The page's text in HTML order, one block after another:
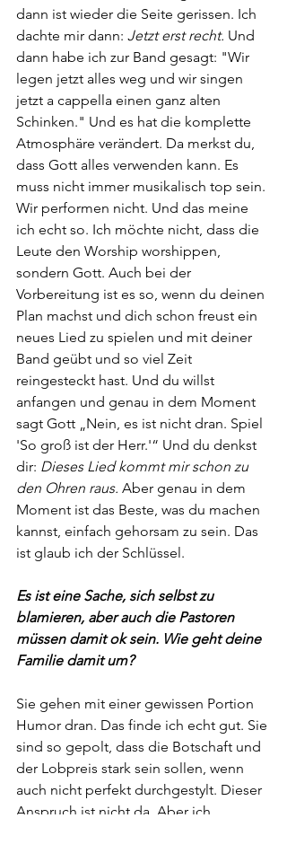
dann ist wieder die Seite gerissen. Ich
dachte mir dann: Jetzt erst recht. Und
dann habe ich zur Band gesagt: "Wir
legen jetzt alles weg und wir singen
jetzt a cappella einen ganz alten
Schinken." Und es hat die komplette
Atmosphäre verändert. Da merkst du,
dass Gott alles verwenden kann. Es
muss nicht immer musikalisch top sein.
Wir performen nicht. Und das meine
ich echt so. Ich möchte nicht, dass die
Leute den Worship worshippen,
sondern Gott. Auch bei der
Vorbereitung ist es so, wenn du deinen
Plan machst und dich schon freust ein
neues Lied zu spielen und mit deiner
Band geübt und so viel Zeit
reingesteckt hast. Und du willst
anfangen und genau in dem Moment
sagt Gott „Nein, es ist nicht dran. Spiel
'So groß ist der Herr.'“ Und du denkst
dir: Dieses Lied kommt mir schon zu
den Ohren raus. Aber genau in dem
Moment ist das Beste, was du machen
kannst, einfach gehorsam zu sein. Das
ist glaub ich der Schlüssel.
Es ist eine Sache, sich selbst zu
blamieren, aber auch die Pastoren
müssen damit ok sein. Wie geht deine
Familie damit um?
Sie gehen mit einer gewissen Portion
Humor dran. Das finde ich echt gut. Sie
sind so gepolt, dass die Botschaft und
der Lobpreis stark sein sollen, wenn
auch nicht perfekt durchgestylt. Dieser
Anspruch ist nicht da. Aber ich